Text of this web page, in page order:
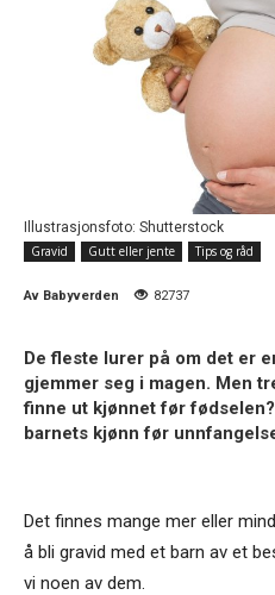
Illustrasjonsfoto: Shutterstock
Gravid
Gutt eller jente Tips og råd
Av Babyverden 82737
De fleste lurer på om det er
gjemmer seg i magen. Men
finne ut kjønnet før
barnets kjønn før
Det finnes mange mer eller
å bli gravid med et barn av et
vi noen av dem.